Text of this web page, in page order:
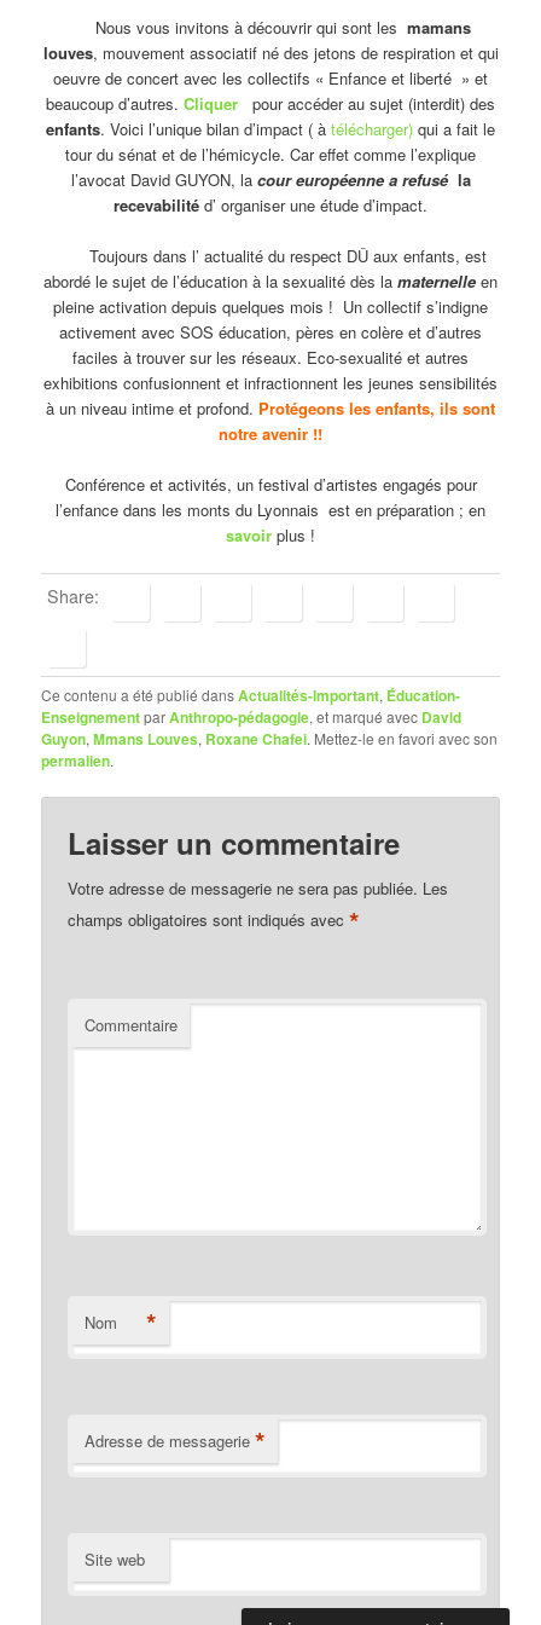
Nous vous invitons à découvrir qui sont les mamans
louves, mouvement associatif né des jetons de respiration et qui
oeuvre de concert avec les collectifs « Enfance et liberté » et
beaucoup d’autres. Cliquer pour accéder au sujet (interdit) des
enfants. Voici l’unique bilan d’impact ( à télécharger) qui a fait le
tour du sénat et de l’hémicycle. Car effet comme l’explique
l’avocat David GUYON, la cour européenne a refusé la
recevabilité d’ organiser une étude d’impact.
Toujours dans l’ actualité du respect DÛ aux enfants, est
abordé le sujet de l’éducation à la sexualité dès la maternelle en
pleine activation depuis quelques mois ! Un collectif s’indigne
activement avec SOS éducation, pères en colère et d’autres
faciles à trouver sur les réseaux. Eco-sexualité et autres
exhibitions confusionnent et infractionnent les jeunes sensibilités
à un niveau intime et profond. Protégeons les enfants, ils sont
notre avenir !!
Conférence et activités, un festival d’artistes engagés pour
l’enfance dans les monts du Lyonnais est en préparation ; en
savoir plus !
Share:
Ce contenu a été publié dansActualités-Important, Éducation-
EnseignementparAnthropo-pédagogie, et marqué avec David
Guyon,Mmans Louves, Roxane Chafei. Mettez-le en favori avec son
permalien.
Laisser un commentaire
Votre adresse de messagerie ne sera pas publiée. Les
champs obligatoires sont indiqués avec*
Commentaire
Nom *
Adresse de messagerie *
Site web